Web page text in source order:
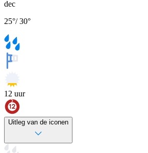
dec
25°/30°
12 uur
Uitleg van de iconen